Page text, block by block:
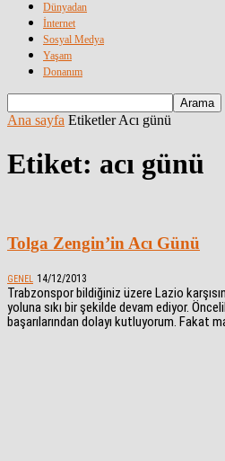
Dünyadan
İnternet
Sosyal Medya
Yaşam
Donanım
Ana sayfa Etiketler Acı günü
Etiket: acı günü
Tolga Zengin’in Acı Günü
GENEL 14/12/2013
Trabzonspor bildiğiniz üzere Lazio
yoluna sıkı bir şekilde devam ediyor.
başarılarından dolayı kutluyorum. Fakat